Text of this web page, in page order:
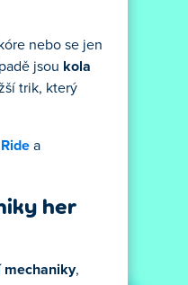
nebo se jen
jsou kola
trik, který
a
her
mechaniky,